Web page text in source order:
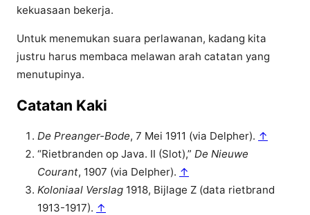
kekuasaan bekerja.
Untuk menemukan suara perlawanan, kadang kita
justru harus membaca melawan arah catatan yang
menutupinya.
Catatan Kaki
De Preanger-Bode, 7 Mei 1911 (via Delpher). ↑
“Rietbranden op Java. II (Slot),” De Nieuwe
Courant, 1907 (via Delpher). ↑
Koloniaal Verslag 1918, Bijlage Z (data rietbrand
1913-1917). ↑